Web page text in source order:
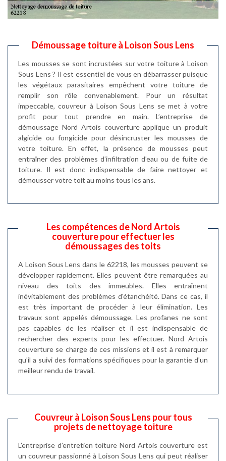
Démoussage toiture à Loison Sous Lens
Les mousses se sont incrustées sur votre toiture à Loison
Sous Lens ? Il est essentiel de vous en débarrasser puisque
les végétaux parasitaires empêchent votre toiture de
remplir son rôle convenablement. Pour un résultat
impeccable, couvreur à Loison Sous Lens se met à votre
profit pour tout prendre en main. L’entreprise de
démoussage Nord Artois couverture applique un produit
algicide ou fongicide pour désincruster les mousses de
votre toiture. En effet, la présence de mousses peut
entraîner des problèmes d’infiltration d’eau ou de fuite de
toiture. Il est donc indispensable de faire nettoyer et
démousser votre toit au moins tous les ans.
Les compétences de Nord Artois
couverture pour effectuer les
démoussages des toits
A Loison Sous Lens dans le 62218, les mousses peuvent se
développer rapidement. Elles peuvent être remarquées au
niveau des toits des immeubles. Elles entraînent
inévitablement des problèmes d'étanchéité. Dans ce cas, il
est très important de procéder à leur élimination. Les
travaux sont appelés démoussage. Les profanes ne sont
pas capables de les réaliser et il est indispensable de
rechercher des experts pour les effectuer. Nord Artois
couverture se charge de ces missions et il est à remarquer
qu'il a suivi des formations spécifiques pour la garantie d'un
meilleur rendu de travail.
Couvreur à Loison Sous Lens pour tous
projets de nettoyage toiture
L’entreprise d’entretien toiture Nord Artois couverture est
un couvreur passionné à Loison Sous Lens qui peut réaliser